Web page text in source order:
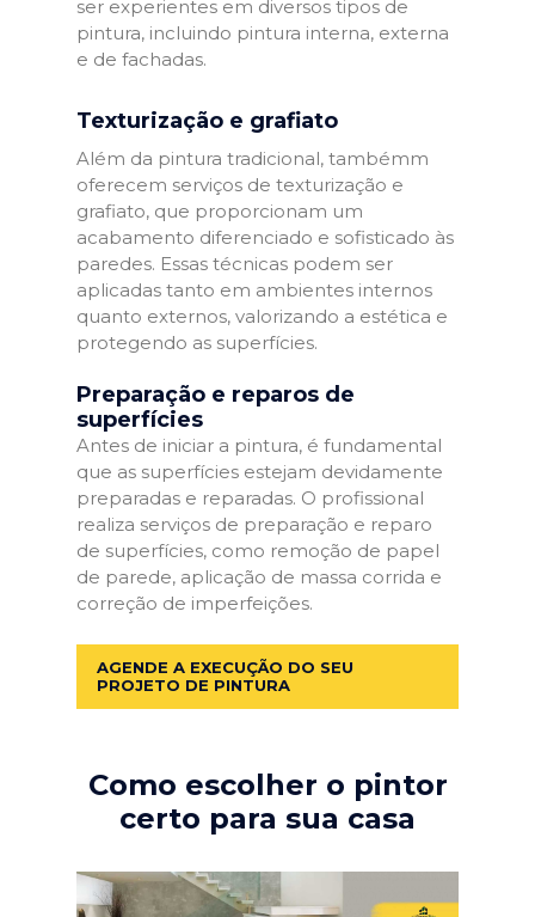
ser experientes em diversos tipos de
pintura, incluindo pintura interna, externa
e de fachadas.
Texturização e grafiato
Além da pintura tradicional, tambémm
oferecem serviços de texturização e
grafiato, que proporcionam um
acabamento diferenciado e sofisticado às
paredes. Essas técnicas podem ser
aplicadas tanto em ambientes internos
quanto externos, valorizando a estética e
protegendo as superfícies.
Preparação e reparos de
superfícies
Antes de iniciar a pintura, é fundamental
que as superfícies estejam devidamente
preparadas e reparadas. O profissional
realiza serviços de preparação e reparo
de superfícies, como remoção de papel
de parede, aplicação de massa corrida e
correção de imperfeições.
AGENDE A EXECUÇÃO DO SEU
PROJETO DE PINTURA
Como escolher o pintor
certo para sua casa